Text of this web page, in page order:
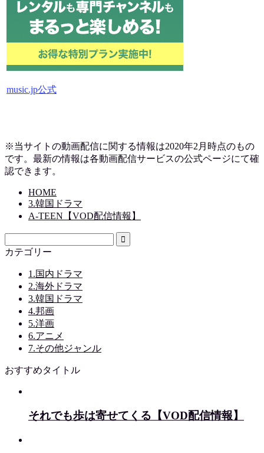
music.jp公式
※当サイトの動画配信に関する情報は2020年2月時点のもの
です。最新の情報は各動画配信サービスの公式ページにて確
認できます。
HOME
3.韓国ドラマ
A-TEEN【VOD配信情報】
カテゴリー
1.国内ドラマ
2.海外ドラマ
3.韓国ドラマ
4.邦画
5.洋画
6.アニメ
7.その他ジャンル
おすすめタイトル
それでも歩は寄せてくる【VOD配信情報】